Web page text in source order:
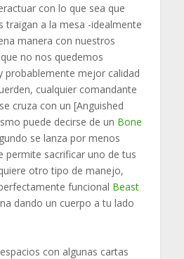
con lo que sea que
traigan a la mesa -idealmente
manera con nuestros
no nos quedemos
probablemente mejor calidad
cualquier comandante
cruza con un [Anguished
puede decirse de un Bone
se lanza por menos
permite sacrificar uno de tus
otro tipo de manejo,
funcional Beast
dando un cuerpo a tu lado
con algunas cartas